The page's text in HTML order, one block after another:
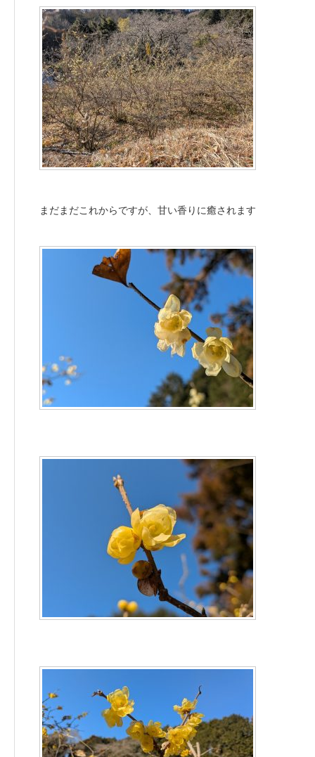
まだまだこれからですが、甘い香りに癒されます